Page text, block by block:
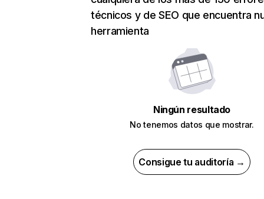
técnicos y de SEO que encuentra
herramienta
Ningún resultado
No tenemos datos que mostrar.
Consigue tu auditoría →